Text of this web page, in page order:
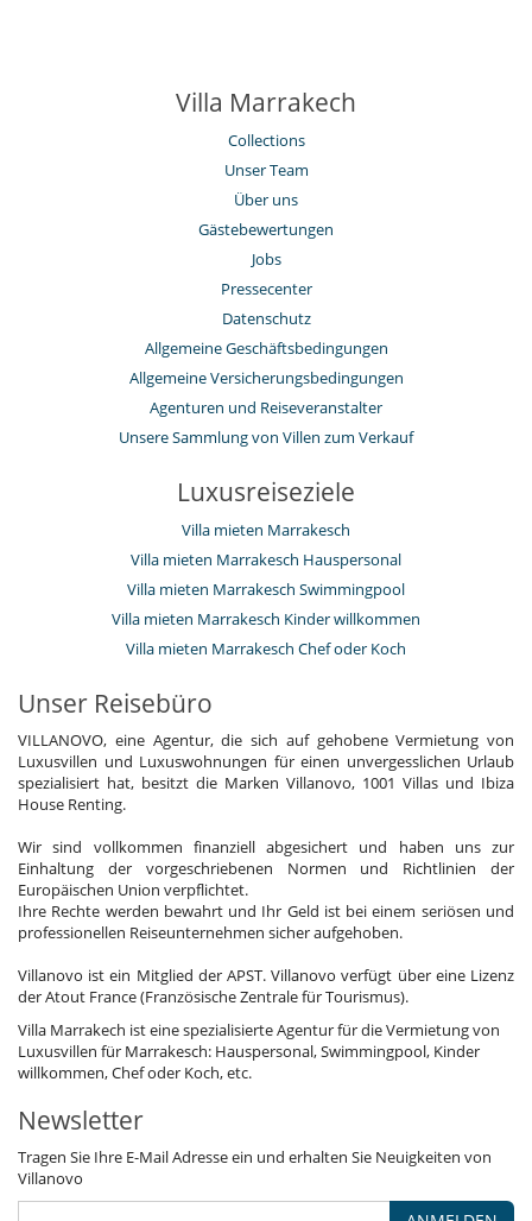
Villa Marrakech
Collections
Unser Team
Über uns
Gästebewertungen
Jobs
Pressecenter
Datenschutz
Allgemeine Geschäftsbedingungen
Allgemeine Versicherungsbedingungen
Agenturen und Reiseveranstalter
Unsere Sammlung von Villen zum Verkauf
Luxusreiseziele
Villa mieten Marrakesch
Villa mieten Marrakesch Hauspersonal
Villa mieten Marrakesch Swimmingpool
Villa mieten Marrakesch Kinder willkommen
Villa mieten Marrakesch Chef oder Koch
Unser Reisebüro
VILLANOVO, eine Agentur, die sich auf gehobene Vermietung von
Luxusvillen und Luxuswohnungen für einen unvergesslichen Urlaub
spezialisiert hat, besitzt die Marken Villanovo, 1001 Villas und Ibiza
House Renting.
Wir sind vollkommen finanziell abgesichert und haben uns zur
Einhaltung der vorgeschriebenen Normen und Richtlinien der
Europäischen Union verpflichtet.
Ihre Rechte werden bewahrt und Ihr Geld ist bei einem seriösen und
professionellen Reiseunternehmen sicher aufgehoben.
Villanovo ist ein Mitglied der APST. Villanovo verfügt über eine Lizenz
der Atout France (Französische Zentrale für Tourismus).
Villa Marrakech ist eine spezialisierte Agentur für die Vermietung von
Luxusvillen für Marrakesch: Hauspersonal, Swimmingpool, Kinder
willkommen, Chef oder Koch, etc.
Newsletter
Tragen Sie Ihre E-Mail Adresse ein und erhalten Sie Neuigkeiten von
Villanovo